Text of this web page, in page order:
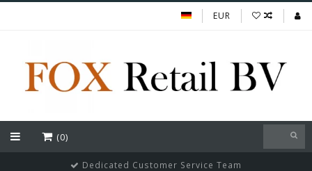
EUR
(0)
Dedicated Customer Service Team